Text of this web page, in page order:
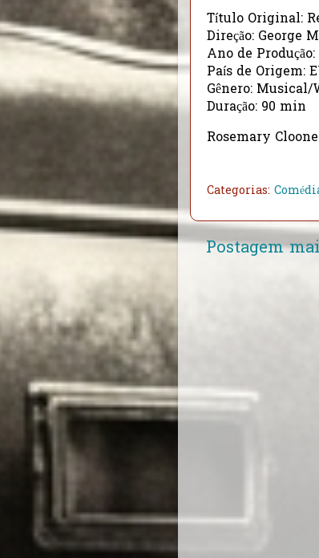
Título Original:
Direção: George
Ano de Produção:
País de Origem:
Gênero: Musical/
Duração: 90 min
Rosemary
Categorias:
Postagem